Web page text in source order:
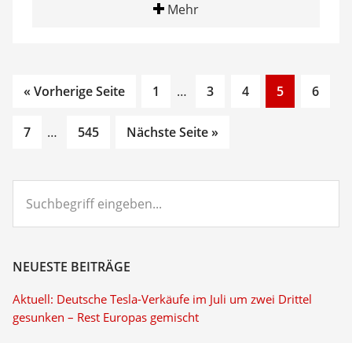
Mehr
« Vorherige Seite
Go
page
1
Interim
omitted
…
Go
page
3
Go
4
Go
to
5
Go
6
Go
7
Interim
…
Go
545 Nächste Seite »
eingeben...
NEUESTE BEITRÄGE
Aktuell: Deutsche Tesla-Verkäufe im Juli um zwei Drittel
gesunken – Rest Europas gemischt